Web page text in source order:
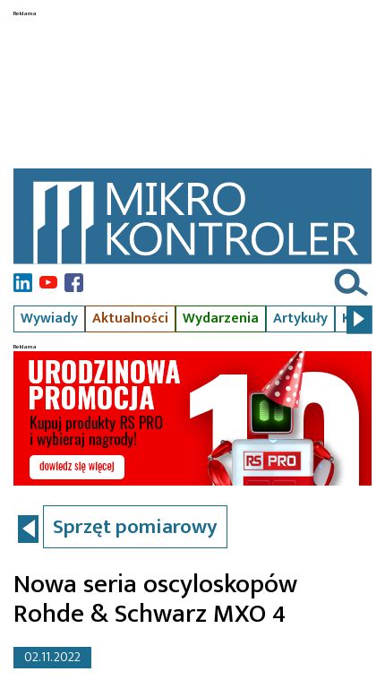
Wywiady Aktualności Wydarzenia Artykuły Kursy
Sprzęt pomiarowy
Nowa seria oscyloskopów
Rohde & Schwarz MXO 4
02.11.2022